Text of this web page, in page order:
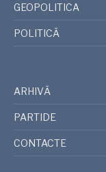
GEOPOLITICA
POLITICĂ
ARHIVĂ
PARTIDE
CONTACTE